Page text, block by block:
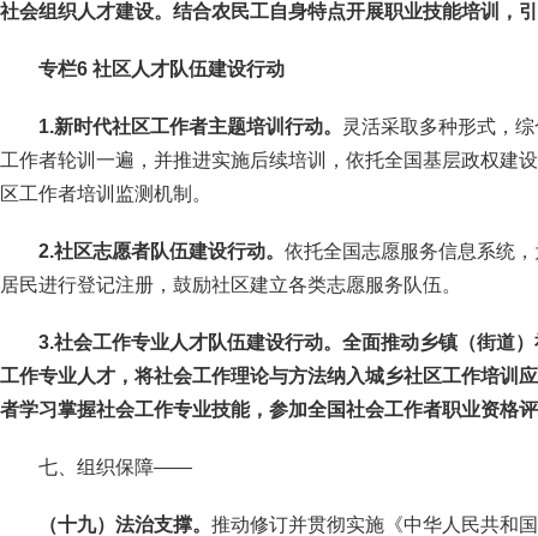
社会组织人才建设。结合农民工自身特点开展职业技能培训，
专栏6 社区人才队伍建设行动
1.新时代社区工作者主题培训行动。
灵活采取多种形式，
工作者轮训一遍，并推进实施后续培训，依托全国基层政权建
区工作者培训监测机制。
2.社区志愿者队伍建设行动。 依托全国志愿服务信息系统
居民进行登记注册，鼓励社区建立各类志愿服务队伍。
3.社会工作专业人才队伍建设行动。全面推动乡镇（街道
工作专业人才，将社会工作理论与方法纳入城乡社区工作培训
者学习掌握社会工作专业技能，参加全国社会工作者职业资格
七、组织保障——
（十九）法治支撑。 推动修订并贯彻实施《中华人民共和